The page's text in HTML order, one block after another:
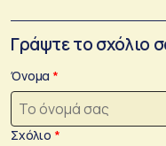
Γράψτε το σχόλιο
Όνομα
Σχόλιο